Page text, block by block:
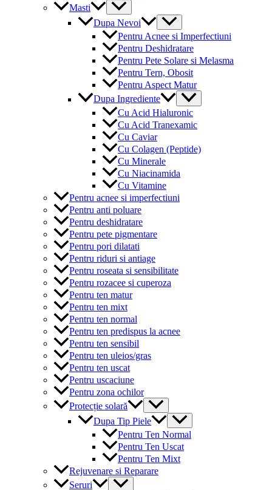
Masti
Menu
Toggle
Dupa Nevoi
Menu
Toggle
Pentru Acnee si Imperfectiuni
Pentru Deshidratare
Pentru Pete Solare si Melasma
Pentru Tern, Obosit
Pentru Aspect Matur
Dupa Ingrediente
Menu
Toggle
Cu Acid Hialuronic
Cu Acid Tranexamic
Cu Caviar
Cu Colagen (Peptide)
Cu Minerale
Cu Niacinamida
Cu Vitamine
Pentru acnee si imperfectiuni
Pentru anti poluare
Pentru deshidratare
Pentru pete pigmentare
Pentru pori dilatati
Pentru riduri si antiage
Pentru roseata si sensibilitate
Pentru rozacee si cuperoza
Pentru ten matur
Pentru ten mixt
Pentru ten normal
Pentru ten predispus la acnee
Pentru ten sensibil
Pentru ten uleios/gras
Pentru ten uscat
Pentru uscaciune
Pentru zona ochilor
Protecție solară
Menu
Toggle
Dupa Tip Piele
Menu
Toggle
Pentru Ten Normal
Pentru Ten Uscat
Pentru Ten Mixt
Rejuvenare si Reparare
Seruri
Menu